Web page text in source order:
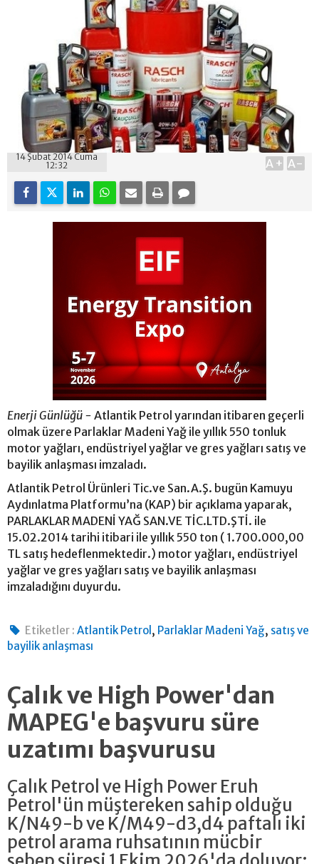
14 Şubat 2014 Cuma
12:32
A+ A-
Enerji Günlüğü - Atlantik Petrol yarından itibaren geçerli
olmak üzere Parlaklar Madeni Yağ ile yıllık 550 tonluk
motor yağları, endüstriyel yağlar ve gres yağları satış ve
bayilik anlaşması imzaladı.
Atlantik Petrol Ürünleri Tic.ve San.A.Ş. bugün Kamuyu
Aydınlatma Platformu’na (KAP) bir açıklama yaparak,
PARLAKLAR MADENİ YAĞ SAN.VE TİC.LTD.ŞTİ. ile
15.02.2014 tarihi itibari ile yıllık 550 ton ( 1.700.000,00
TL satış hedeflenmektedir.) motor yağları, endüstriyel
yağlar ve gres yağları satış ve bayilik anlaşması
imzaladığını duyurdu.
Etiketler : Atlantik Petrol , Parlaklar Madeni Yağ, satış ve
bayilik anlaşması
Çalık ve High Power'dan
MAPEG'e başvuru süre
uzatımı başvurusu
Çalık Petrol ve High Power Eruh
Petrol'ün müştereken sahip olduğu
K/N49-b ve K/M49-d3,d4 paftalı iki
petrol arama ruhsatının mücbir